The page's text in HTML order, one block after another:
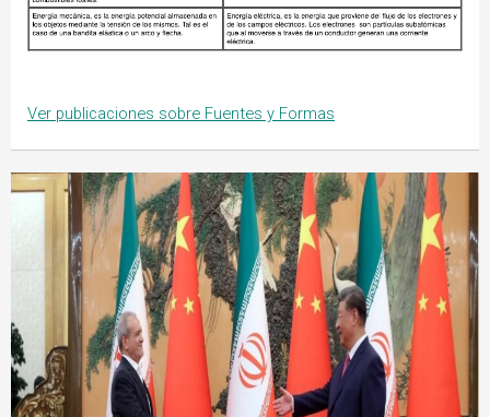
Ver publicaciones sobre Fuentes y Formas